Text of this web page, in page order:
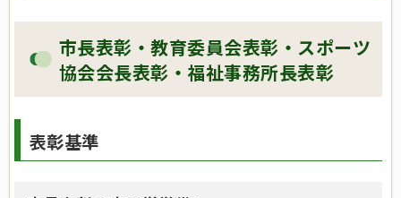
市長表彰・教育委員会表彰・スポーツ
協会会長表彰・福祉事務所長表彰
表彰基準